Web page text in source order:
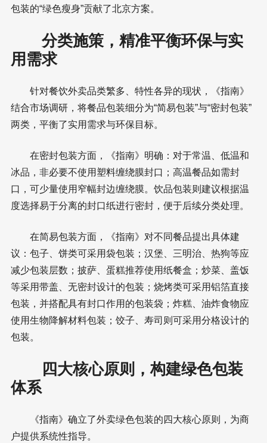
包装的“绿色瘦身”贡献了北京方案。
分类施策，精准平衡环保与实
用需求
针对餐饮外卖品类繁多、特性各异的现状，《指南》
结合市场调研，将餐品包装细分为“简易包装”与“密封包装”
两类，平衡了实用需求与环保目标。
在密封包装方面，《指南》明确：对于常温、低温和
冰品，非必要不使用塑料缠绕膜封口；高温餐品如需封
口，可少量使用窄幅封边缠绕膜。饮品包装则建议根据温
度选择易于分离的封口纸进行密封，便于后续分类处理。
在简易包装方面，《指南》对不同餐品提出具体建
议：包子、饼类可采用袋包装；汉堡、三明治、热狗等应
减少包装层数；披萨、蛋糕推荐使用纸餐盒；炒菜、盖饭
等采用带盖、无密封设计的包装；烧烤类可采用铝箔直接
包装，并搭配具有封口作用的包装袋；炸糕、油炸食物应
使用生物降解材料包装；饺子、寿司则可采用分格设计的
包装。
四大核心原则，构建绿色包装
体系
《指南》确立了外卖绿色包装的四大核心原则，为商
户提供系统性指导。